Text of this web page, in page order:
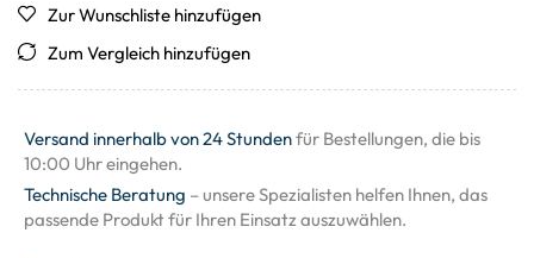
Zur Wunschliste hinzufügen
Zum Vergleich hinzufügen
Versand innerhalb von 24 Stundenfür Bestellungen, die bis
10:00 Uhr eingehen.
Technische Beratung – unsere Spezialisten helfen Ihnen, das
passende Produkt für Ihren Einsatz auszuwählen.